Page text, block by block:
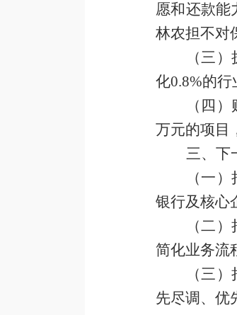
愿和还款能
林农担不对
（三）
化0.8%的行
（四
万元的项目
三、下
（一）
银行及核心
（二 ）
简化业务流
（三
先尽调、优